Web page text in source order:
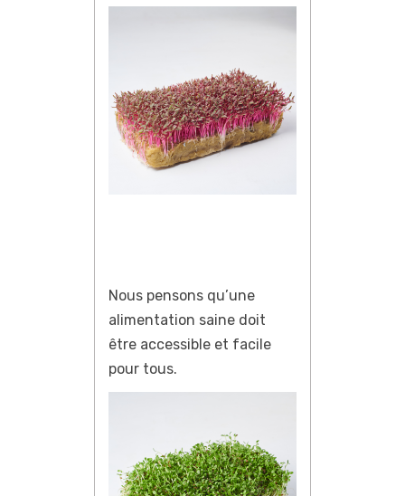
Nous pensons qu’une
alimentation saine doit
être accessible et facile
pour tous.